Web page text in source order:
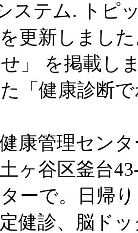
ステム. トピ
更新しまし
」 を掲載し
「健康診断
康管理セン
ヶ谷区釜台
ーで。日帰
健診、脳ド